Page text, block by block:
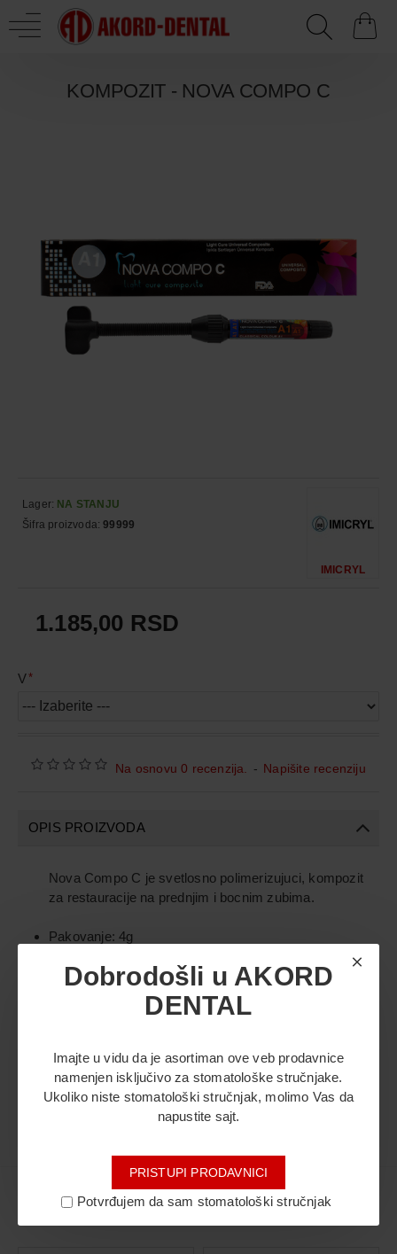
Dobrodošli u AKORD
DENTAL
Imajte u vidu da je asortiman ove veb prodavnice
namenjen isključivo za stomatološke stručnjake.
Ukoliko niste stomatološki stručnjak, molimo Vas da
napustite sajt.
PRISTUPI PRODAVNICI
Potvrđujem da sam stomatološki stručnjak
KOMPOZIT - NOVA COMPO C
Na osnovu 0 recenzija. - Napišite recenziju
1.185,00 RSD
Lager: NA STANJU
Šifra proizvoda: 99999
IMICRYL
V
OPIS PROIZVODA
Nova Compo C je svetlosno polimerizujuci, kompozit
za restauracije na prednjim i bocnim zubima.
Pakovanje: 4g
Možda vas zanima i ovo...